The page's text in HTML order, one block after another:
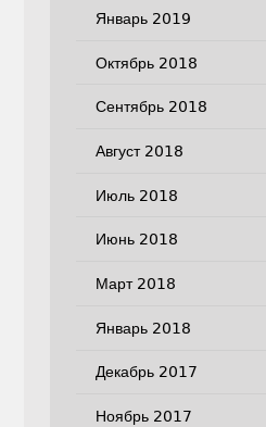
Январь 2019
Октябрь 2018
Сентябрь 2018
Август 2018
Июль 2018
Июнь 2018
Март 2018
Январь 2018
Декабрь 2017
Ноябрь 2017